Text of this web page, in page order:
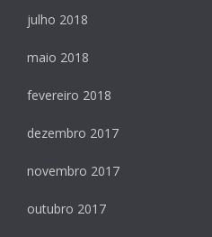
julho 2018
maio 2018
fevereiro 2018
dezembro 2017
novembro 2017
outubro 2017